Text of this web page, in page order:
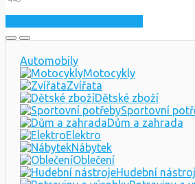
Automobily
Motocykly
Zvířata
Dětské zboží
Sportovní
Dům a zahrada
Elektro
Nábytek
Oblečení
Hudební